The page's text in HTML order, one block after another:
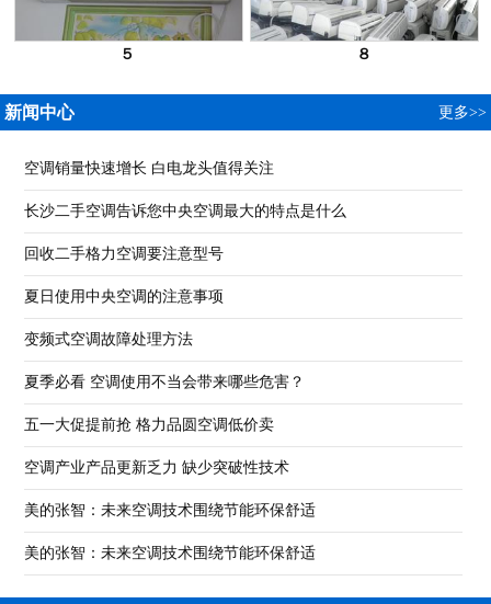
５ ８
新闻中心 更多>>
空调销量快速增长 白电龙头值得关注
长沙二手空调告诉您中央空调最大的特点是什么
回收二手格力空调要注意型号
夏日使用中央空调的注意事项
变频式空调故障处理方法
夏季必看 空调使用不当会带来哪些危害？
五一大促提前抢 格力品圆空调低价卖
空调产业产品更新乏力 缺少突破性技术
美的张智：未来空调技术围绕节能环保舒适
美的张智：未来空调技术围绕节能环保舒适